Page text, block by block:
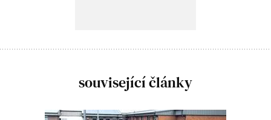
související články